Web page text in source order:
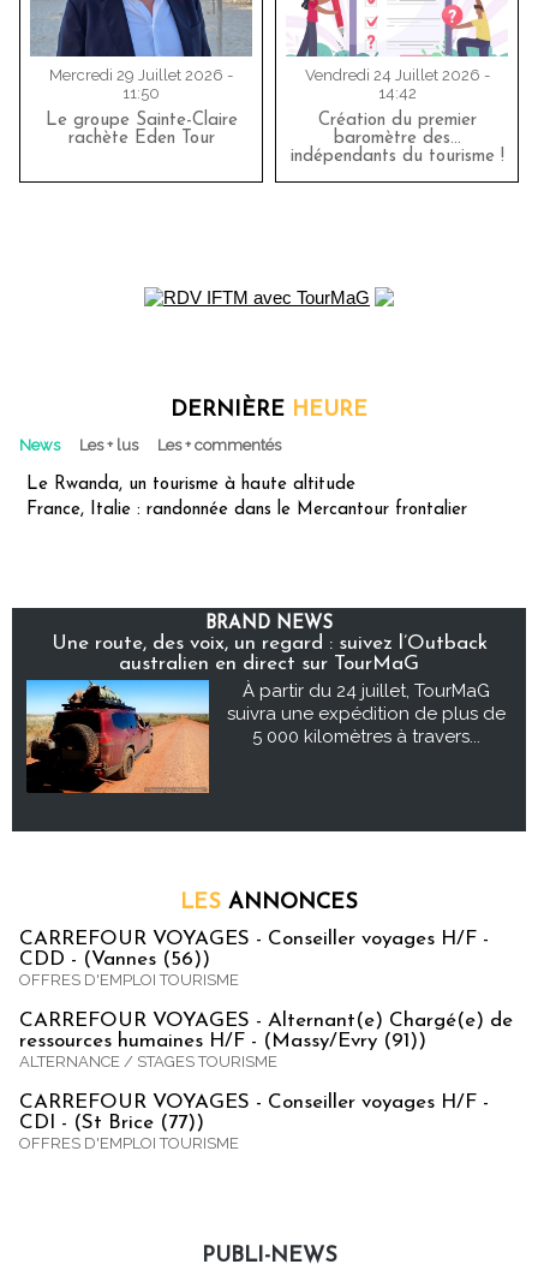
Mercredi 29 Juillet 2026 -
11:50
Le groupe Sainte-Claire
rachète Eden Tour
Vendredi 24 Juillet 2026 -
14:42
Création du premier
baromètre des…
indépendants du tourisme !
DERNIÈRE HEURE
News Les + lus Les + commentés
Le Rwanda, un tourisme à haute altitude
France, Italie : randonnée dans le Mercantour frontalier
BRAND NEWS
Une route, des voix, un regard : suivez l’Outback
australien en direct sur TourMaG
À partir du 24 juillet, TourMaG
suivra une expédition de plus de
5 000 kilomètres à travers...
LES ANNONCES
CARREFOUR VOYAGES - Conseiller voyages H/F -
CDD - (Vannes (56))
OFFRES D'EMPLOI TOURISME
CARREFOUR VOYAGES - Alternant(e) Chargé(e) de
ressources humaines H/F - (Massy/Evry (91))
ALTERNANCE / STAGES TOURISME
CARREFOUR VOYAGES - Conseiller voyages H/F -
CDI - (St Brice (77))
OFFRES D'EMPLOI TOURISME
PUBLI-NEWS